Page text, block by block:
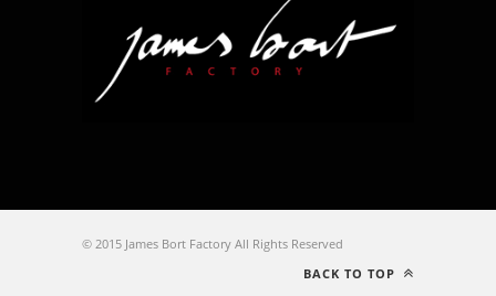
© 2015 James Bort Factory All Rights Reserved
BACK TO TOP